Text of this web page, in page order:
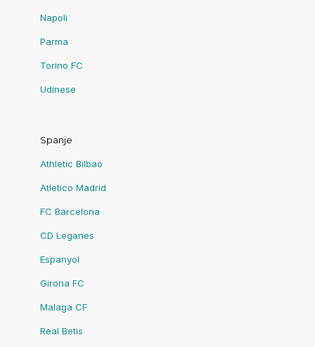
Napoli
Parma
Torino FC
Udinese
Spanje
Athletic Bilbao
Atletico Madrid
FC Barcelona
CD Leganes
Espanyol
Girona FC
Malaga CF
Real Betis